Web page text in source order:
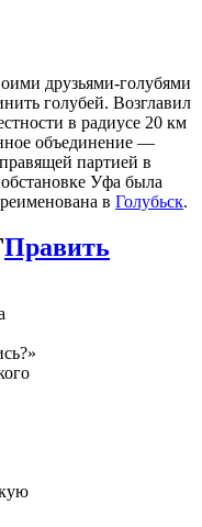
друзьями-голубями
голубей. Возглавил
в радиусе 20 км
объединение —
партией в
Уфа была
в Голубьск.
Править